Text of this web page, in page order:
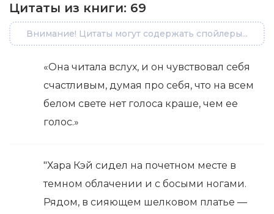
Цитаты из книги: 69
Внимание! Цитаты могут содержать спойлеры...
«Она читала вслух, и он чувствовал себя
счастливым, думая про себя, что на всем
белом свете нет голоса краше, чем ее
голос.»
"Хара Кэй сидел на почетном месте в
темном облачении и с босыми ногами.
Рядом, в сияющем шелковом платье —